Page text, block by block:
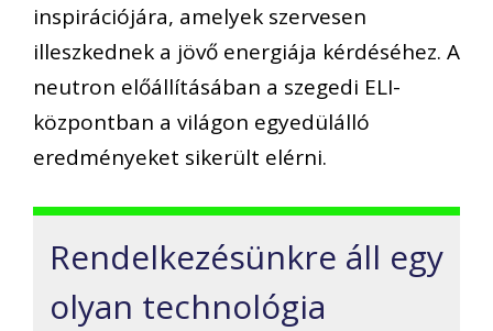
inspirációjára, amelyek szervesen
illeszkednek a jövő energiája kérdéséhez. A
neutron előállításában a szegedi ELI-
központban a világon egyedülálló
eredményeket sikerült elérni.
Rendelkezésünkre áll egy
olyan technológia